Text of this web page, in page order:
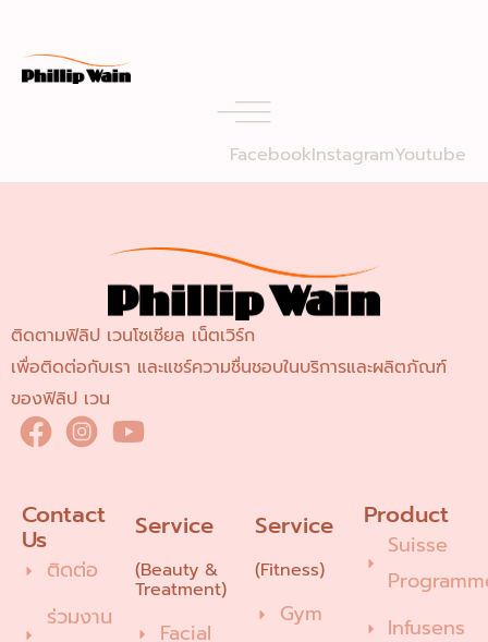
FacebookInstagramYoutube
ติดตามฟิลิป เวนโซเชียล เน็ตเวิร์ก
เพื่อติดต่อกับเรา และแชร์ความชื่นชอบในบริการและผลิตภัณฑ์
ของฟิลิป เวน
Contact
Us
ติดต่อ
ร่วมงาน
Service
(Beauty &
Treatment)
Facial
Service
(Fitness)
Gym
Product
Suisse
Infusens